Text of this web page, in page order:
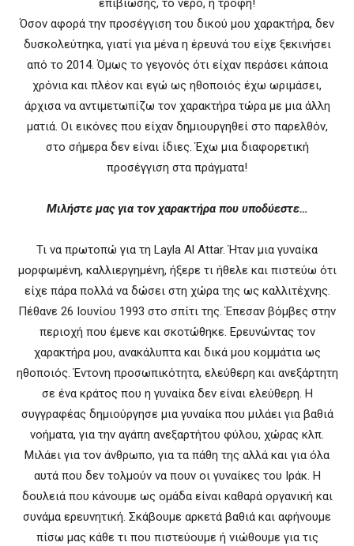
επιβίωσης, το νερό, η τροφή!
Όσον αφορά την προσέγγιση του δικού μου χαρακτήρα, δεν
δυσκολεύτηκα, γιατί για μένα η έρευνά του είχε ξεκινήσει
από το 2014. Όμως το γεγονός ότι είχαν περάσει κάποια
χρόνια και πλέον και εγώ ως ηθοποιός έχω ωριμάσει,
άρχισα να αντιμετωπίζω τον χαρακτήρα τώρα με μια άλλη
ματιά. Οι εικόνες που είχαν δημιουργηθεί στο παρελθόν,
στο σήμερα δεν είναι ίδιες. Έχω μια διαφορετική
προσέγγιση στα πράγματα!
Μιλήστε μας για τον χαρακτήρα που υποδύεστε…
Τι να πρωτοπώ για τη Layla Al Attar. Ήταν μια γυναίκα
μορφωμένη, καλλιεργημένη, ήξερε τι ήθελε και πιστεύω ότι
είχε πάρα πολλά να δώσει στη χώρα της ως καλλιτέχνης.
Πέθανε 26 Ιουνίου 1993 στο σπίτι της. Έπεσαν βόμβες στην
περιοχή που έμενε και σκοτώθηκε. Ερευνώντας τον
χαρακτήρα μου, ανακάλυπτα και δικά μου κομμάτια ως
ηθοποιός. Έντονη προσωπικότητα, ελεύθερη και ανεξάρτητη
σε ένα κράτος που η γυναίκα δεν είναι ελεύθερη. Η
συγγραφέας δημιούργησε μια γυναίκα που μιλάει για βαθιά
νοήματα, για την αγάπη ανεξαρτήτου φύλου, χώρας κλπ.
Μιλάει για τον άνθρωπο, για τα πάθη της αλλά και για όλα
αυτά που δεν τολμούν να πουν οι γυναίκες του Ιράκ. Η
δουλειά που κάνουμε ως ομάδα είναι καθαρά οργανική και
συνάμα ερευνητική. Σκάβουμε αρκετά βαθιά και αφήνουμε
πίσω μας κάθε τι που πιστεύουμε ή νιώθουμε για τις